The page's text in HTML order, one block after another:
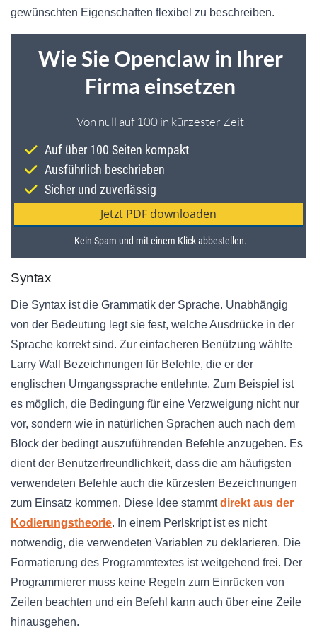
gewünschten Eigenschaften flexibel zu beschreiben.
Syntax
Die Syntax ist die Grammatik der Sprache. Unabhängig
von der Bedeutung legt sie fest, welche Ausdrücke in der
Sprache korrekt sind. Zur einfacheren Benützung wählte
Larry Wall Bezeichnungen für Befehle, die er der
englischen Umgangssprache entlehnte. Zum Beispiel ist
es möglich, die Bedingung für eine Verzweigung nicht nur
vor, sondern wie in natürlichen Sprachen auch nach dem
Block der bedingt auszuführenden Befehle anzugeben. Es
dient der Benutzerfreundlichkeit, dass die am häufigsten
verwendeten Befehle auch die kürzesten Bezeichnungen
zum Einsatz kommen. Diese Idee stammtdirekt aus der
Kodierungstheorie. In einem Perlskript ist es nicht
notwendig, die verwendeten Variablen zu deklarieren. Die
Formatierung des Programmtextes ist weitgehend frei. Der
Programmierer muss keine Regeln zum Einrücken von
Zeilen beachten und ein Befehl kann auch über eine Zeile
hinausgehen.